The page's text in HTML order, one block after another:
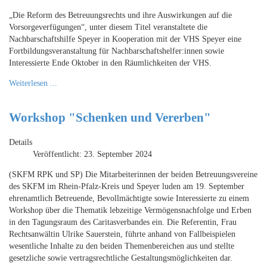
„Die Reform des Betreuungsrechts und ihre Auswirkungen auf die
Vorsorgeverfügungen“, unter diesem Titel veranstaltete die
Nachbarschaftshilfe Speyer in Kooperation mit der VHS Speyer eine
Fortbildungsveranstaltung für Nachbarschaftshelfer:innen sowie
Interessierte Ende Oktober in den Räumlichkeiten der VHS.
Weiterlesen ...
Workshop "Schenken und Vererben"
Details
Veröffentlicht: 23. September 2024
(SKFM RPK und SP) Die Mitarbeiterinnen der beiden Betreuungsvereine
des SKFM im Rhein-Pfalz-Kreis und Speyer luden am 19. September
ehrenamtlich Betreuende, Bevollmächtigte sowie Interessierte zu einem
Workshop über die Thematik lebzeitige Vermögensnachfolge und Erben
in den Tagungsraum des Caritasverbandes ein. Die Referentin, Frau
Rechtsanwältin Ulrike Sauerstein, führte anhand von Fallbeispielen
wesentliche Inhalte zu den beiden Themenbereichen aus und stellte
gesetzliche sowie vertragsrechtliche Gestaltungsmöglichkeiten dar.